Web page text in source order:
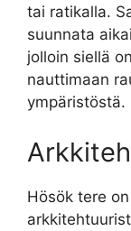
tai ratikalla.
suunnata
jolloin siellä
nauttimaan
ympäristöstä.
Hösök tere